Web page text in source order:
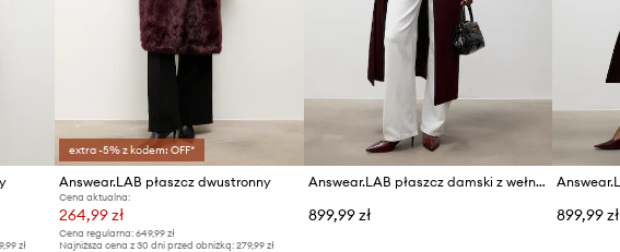
zł
extra -5% z kodem: OFF*
Answear.LAB płaszcz dwustronny
Cena aktualna:
264,99 zł
Cena regularna: 649,99 zł
Najniższa cena z 30 dni przed obniżką: 279,99 zł
Answear.LAB płaszcz damski z wełną
899,99 zł 899,99 zł